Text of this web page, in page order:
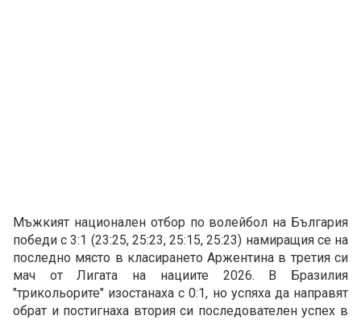
Мъжкият национален отбор по волейбол на България
победи с 3:1 (23:25, 25:23, 25:15, 25:23) намиращия се на
последно място в класирането Аржентина в третия си
мач от Лигата на нациите 2026. В Бразилия
"трикольорите" изостанаха с 0:1, но успяха да направят
обрат и постигнаха втория си последователен успех в